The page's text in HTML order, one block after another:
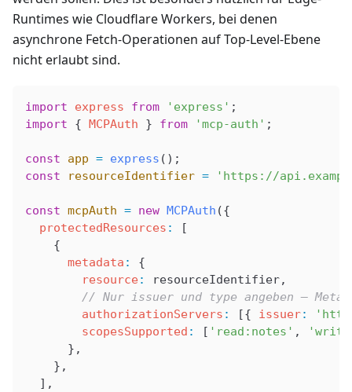
Runtimes wie Cloudflare Workers, bei denen
asynchrone Fetch-Operationen auf Top-Level-Ebene
nicht erlaubt sind.
import express from 'express' ;
import { MCPAuth } from 'mcp-auth' ;
const app = express ();
const resourceIdentifier = 'https://
const mcpAuth = new MCPAuth ({
  protectedResources
:
[
    {
      metadata
:
{
        resource
: resourceIdentifier,
// Nur issuer und type angeben –
        authorizationServers
: [{ issuer:
        scopesSupported
: [ 'read:notes' ,
      },
    },
  ],